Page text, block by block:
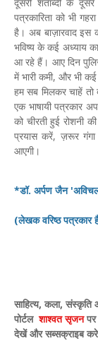
पत्रकारिता को भी
है। अब बाज़ारवाद इस
भविष्य के कई अध्याय
आ रहे हैं। आए दिन पुलिस,
में भारी कमी, और भी
हम सब मिलकर चाहें तो
एक भाषायी पत्रकार
को चीरती हुई रोशनी
प्रयास करें, ज़रूर गंगा
आएगी।
*डॉ. अर्पण जैन
(लेखक वरिष्ठ पत्रकार
साहित्य, कला, संस्कृति
पोर्टल शाश्वत सृजन
देखें और सब्सक्राइब